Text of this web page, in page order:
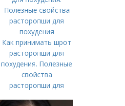
Как принимать шрот
расторопши для
похудения. Полезные
свойства
расторопши для